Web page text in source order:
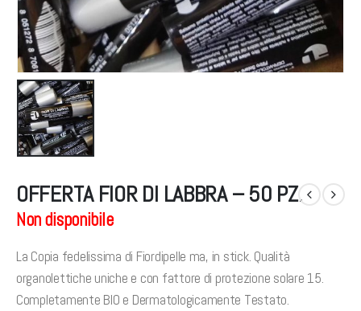
OFFERTA FIOR DI LABBRA – 50 PZ.
Non disponibile
La Copia fedelissima di Fiordipelle ma, in stick. Qualità
organolettiche uniche e con fattore di protezione solare 15.
Completamente BIO e Dermatologicamente Testato.